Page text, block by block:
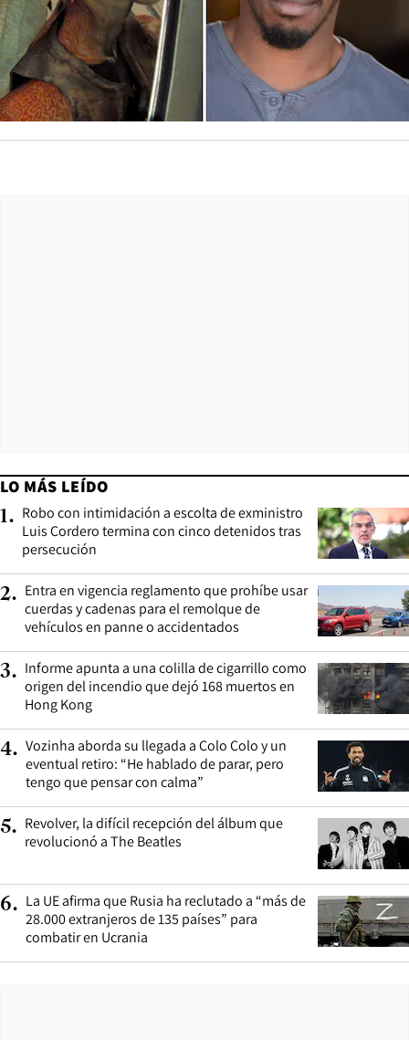
LO MÁS LEÍDO
1. Robo con intimidación a escolta de exministro
Luis Cordero termina con cinco detenidos tras
persecución
2. Entra en vigencia reglamento que prohíbe usar
cuerdas y cadenas para el remolque de
vehículos en panne o accidentados
3. Informe apunta a una colilla de cigarrillo como
origen del incendio que dejó 168 muertos en
Hong Kong
4. Vozinha aborda su llegada a Colo Colo y un
eventual retiro: “He hablado de parar, pero
tengo que pensar con calma”
5. Revolver, la difícil recepción del álbum que
revolucionó a The Beatles
6. La UE afirma que Rusia ha reclutado a “más de
28.000 extranjeros de 135 países” para
combatir en Ucrania